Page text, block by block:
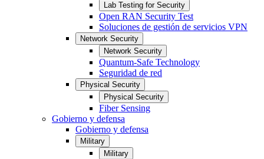
Lab Testing for Security
Open RAN Security Test
Soluciones de gestión de servicios VPN
Network Security
Network Security
Quantum-Safe Technology
Seguridad de red
Physical Security
Physical Security
Fiber Sensing
Gobierno y defensa
Gobierno y defensa
Military
Military